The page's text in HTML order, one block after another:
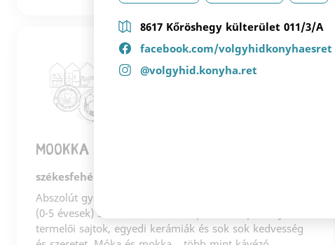
8617 Kőröshegy külterület 011/3/A
facebook.com/volgyhidkonyhaesret
@volgyhid.konyha.ret
2
Mookka play café
székesfehérvár Zrínyi utca 1.
Abszolút gyermekbarát kávézó, óriás jétéktérrel a minik
(0-5 évesek) számára. Kézműves pékáruk, specialty kávé,
termelői sajtok, egyedi kerámiák és sok sok kedvesség